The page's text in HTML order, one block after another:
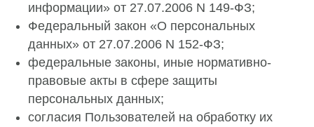
информации» от 27.07.2006 N 149-ФЗ;
Федеральный закон «О персональных
данных» от 27.07.2006 N 152-ФЗ;
федеральные законы, иные нормативно-
правовые акты в сфере защиты
персональных данных;
согласия Пользователей на обработку их